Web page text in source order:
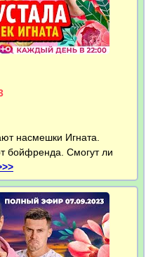
насмешки Игната.
бойфренда. Смогут ли